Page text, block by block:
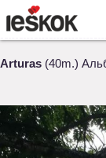
Arturas (40m.)